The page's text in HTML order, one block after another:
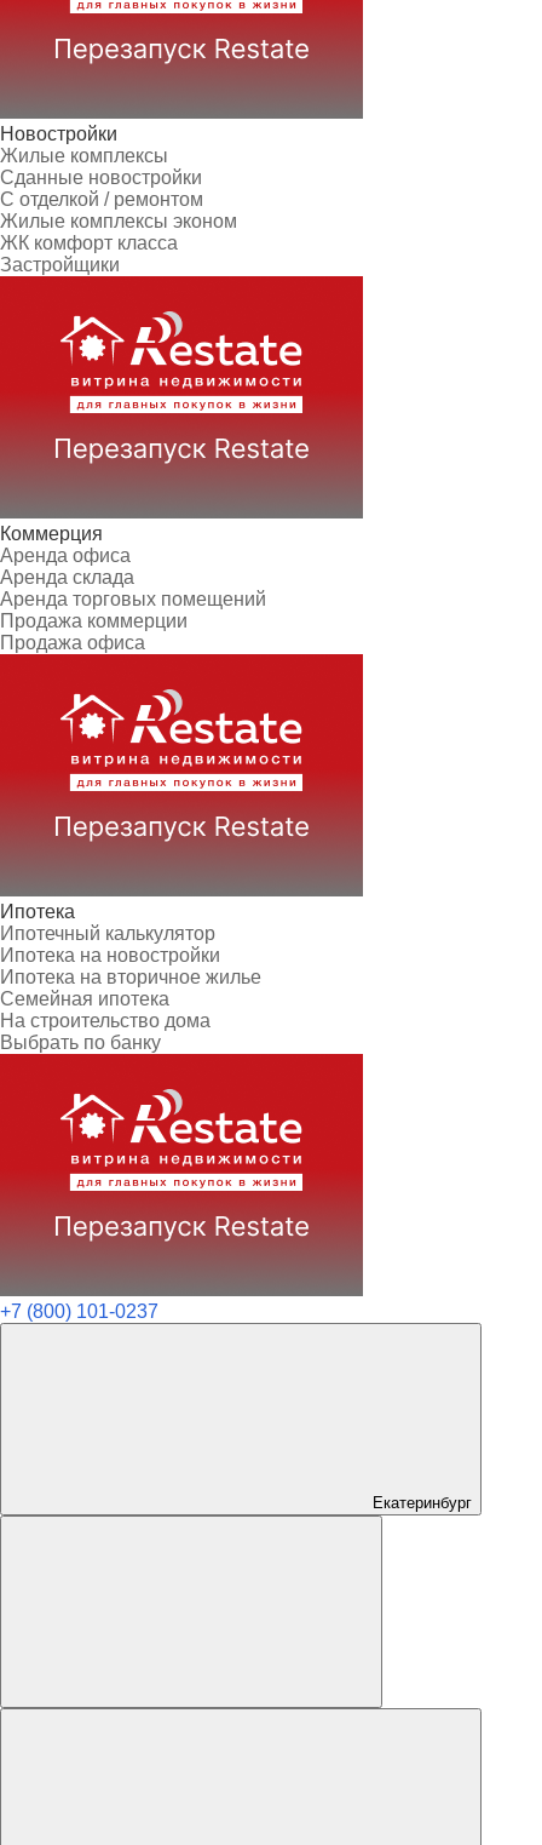
Новостройки
Жилые комплексы
Сданные новостройки
С отделкой / ремонтом
Жилые комплексы эконом
ЖК комфорт класса
Застройщики
Коммерция
Аренда офиса
Аренда склада
Аренда торговых помещений
Продажа коммерции
Продажа офиса
Ипотека
Ипотечный калькулятор
Ипотека на новостройки
Ипотека на вторичное жилье
Семейная ипотека
На строительство дома
Выбрать по банку
+7 (800) 101-0237
Екатеринбург